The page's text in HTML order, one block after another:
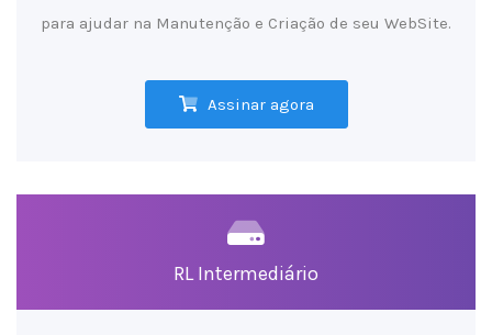
para ajudar na Manutenção e Criação de seu WebSite.
Assinar agora
RL Intermediário